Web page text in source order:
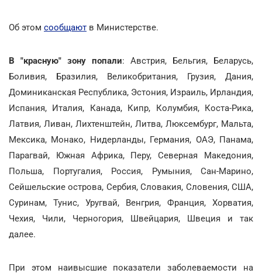
Об этом сообщают в Министерстве.
В "красную" зону попали: Австрия, Бельгия, Беларусь,
Боливия, Бразилия, Великобритания, Грузия, Дания,
Доминиканская Республика, Эстония, Израиль, Ирландия,
Испания, Италия, Канада, Кипр, Колумбия, Коста-Рика,
Латвия, Ливан, Лихтенштейн, Литва, Люксембург, Мальта,
Мексика, Монако, Нидерланды, Германия, ОАЭ, Панама,
Парагвай, Южная Африка, Перу, Северная Македония,
Польша, Португалия, Россия, Румыния, Сан-Марино,
Сейшельские острова, Сербия, Словакия, Словения, США,
Суринам, Тунис, Уругвай, Венгрия, Франция, Хорватия,
Чехия, Чили, Черногория, Швейцария, Швеция и так
далее.
При этом наивысшие показатели заболеваемости на